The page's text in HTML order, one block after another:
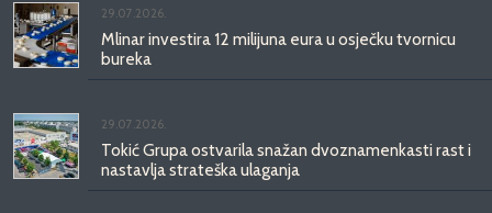
29.07.2026.
Mlinar investira 12 milijuna eura u osječku tvornicu
bureka
29.07.2026.
Tokić Grupa ostvarila snažan dvoznamenkasti rast i
nastavlja strateška ulaganja